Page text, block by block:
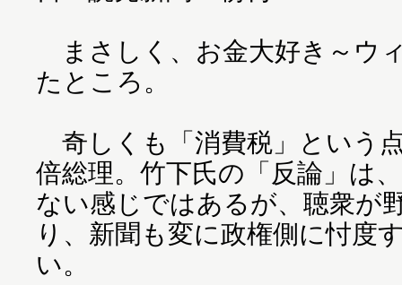
まさしく、お金大好き～ウ
たところ。
奇しくも「消費税」という
倍総理。竹下氏の「反論」は
ない感じではあるが、聴衆が
り、新聞も変に政権側に忖度
い。